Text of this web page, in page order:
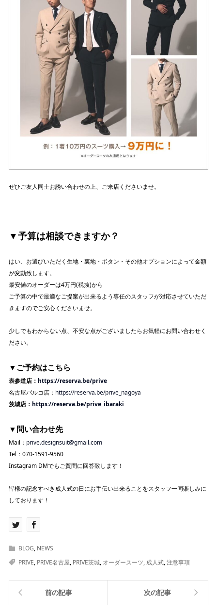
ぜひご友人同士お誘い合わせの上、ご来店くださいませ。
▼予算は相談できますか？
はい、お選びいただく生地・裏地・ボタン・その他オプションによって金額
が変動致します。
最安値のオーダーは4万円(税抜)から
ご予算の中で最適なご提案が出来るよう専任のスタッフが対応させていただ
きますのでご安心くださいませ。
少しでもわからない点、不安な点がございましたらお気軽にお問い合わせく
ださい。
▼ご予約はこちら
表参道店： https://reserva.be/prive
名古屋パルコ店： https://reserva.be/prive_nagoya
茨城店： https://reserva.be/prive_ibaraki
▼問い合わせ先
Mail： prive.designsuit@gmail.com
Tel：070-1591-9560
Instagram DMでもご質問に回答致します！
皆様の記念すべき成人式の日にお手伝い出来ることをスタッフ一同楽しみに
しております！
BLOG, NEWS
PRIVE, PRIVE名古屋, PRIVE茨城, オーダースーツ, 成人式,注意事項
前の記事 次の記事